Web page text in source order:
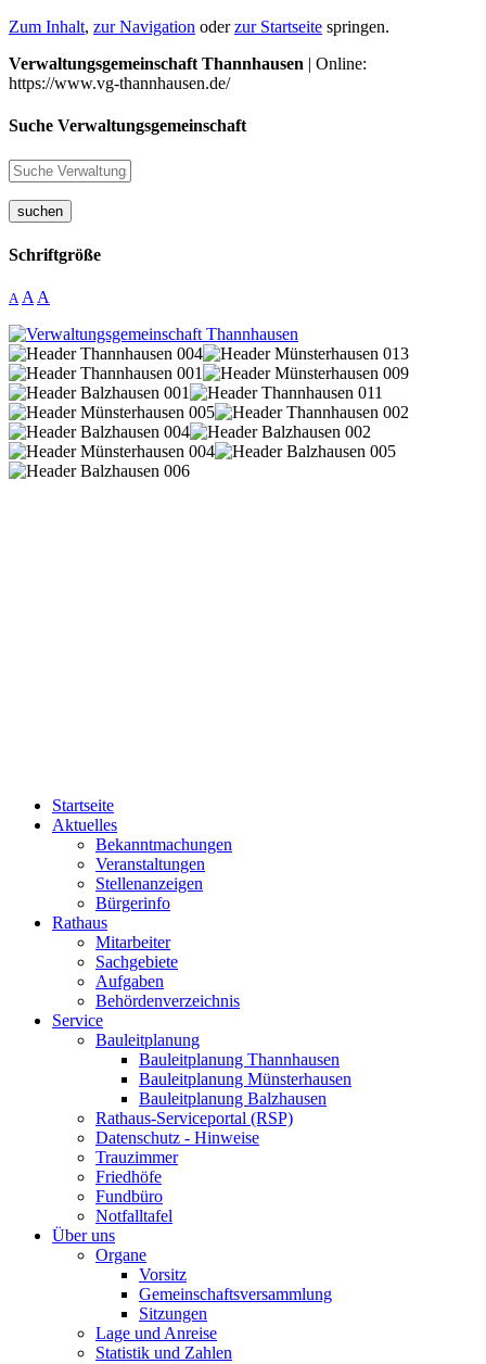
Zum Inhalt, zur Navigation oderzur Startseite springen.
Verwaltungsgemeinschaft Thannhausen | Online:
https://www.vg-thannhausen.de/
Suche Verwaltungsgemeinschaft
suchen
Schriftgröße
A A A
Startseite
Aktuelles
Bekanntmachungen
Veranstaltungen
Stellenanzeigen
Bürgerinfo
Rathaus
Mitarbeiter
Sachgebiete
Aufgaben
Behördenverzeichnis
Service
Bauleitplanung
Bauleitplanung Thannhausen
Bauleitplanung Münsterhausen
Bauleitplanung Balzhausen
Rathaus-Serviceportal (RSP)
Datenschutz - Hinweise
Trauzimmer
Friedhöfe
Fundbüro
Notfalltafel
Über uns
Organe
Vorsitz
Gemeinschaftsversammlung
Sitzungen
Lage und Anreise
Statistik und Zahlen